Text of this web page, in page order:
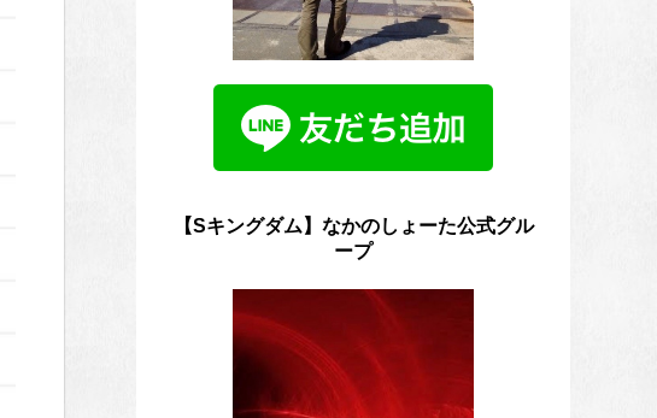
【Sキングダム】なかのしょーた公式グル
ープ